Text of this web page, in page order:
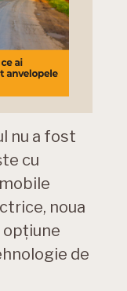
nu a fost
cu
noua
opțiune
de